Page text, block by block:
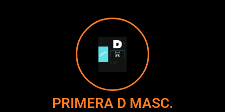
PRIMERA D MASC.